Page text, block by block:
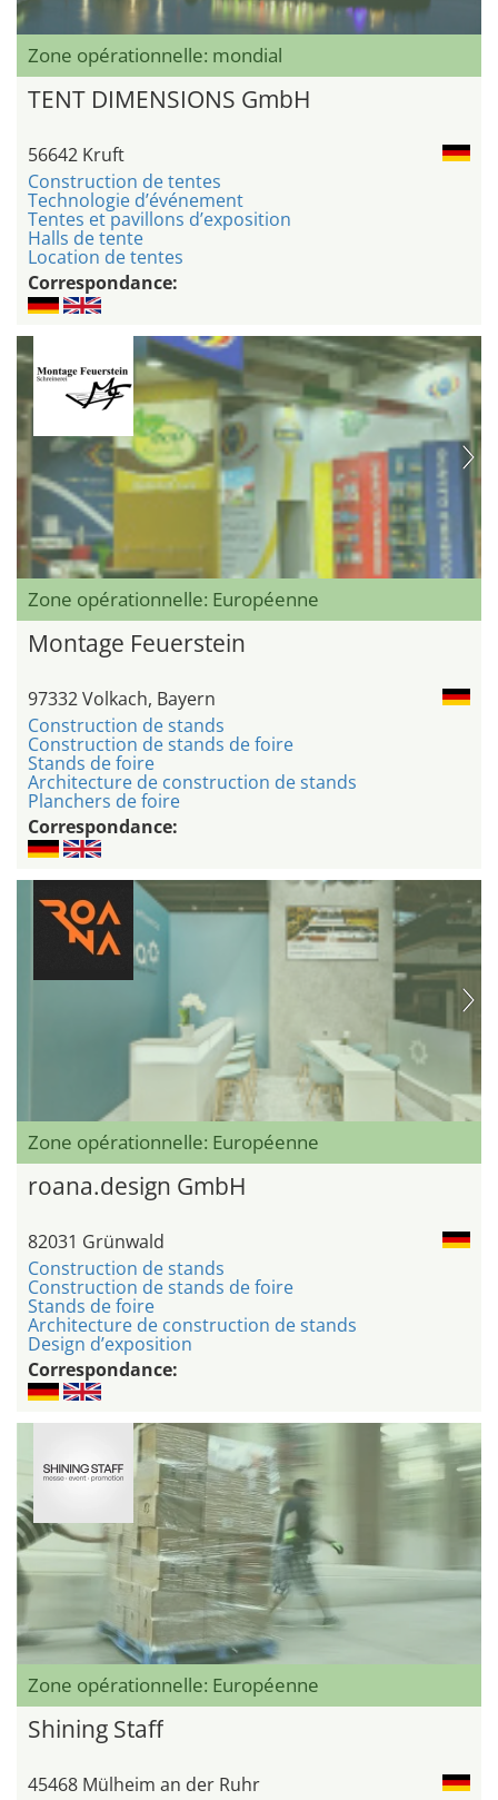
Zone opérationnelle: mondial
TENT DIMENSIONS GmbH
56642 Kruft
Construction de tentes
Technologie d’événement
Tentes et pavillons d’exposition
Halls de tente
Location de tentes
Correspondance:
Zone opérationnelle: Européenne
Montage Feuerstein
97332 Volkach, Bayern
Construction de stands
Construction de stands de foire
Stands de foire
Architecture de construction de stands
Planchers de foire
Correspondance:
Zone opérationnelle: Européenne
roana.design GmbH
82031 Grünwald
Construction de stands
Construction de stands de foire
Stands de foire
Architecture de construction de stands
Design d’exposition
Correspondance:
Zone opérationnelle: Européenne
Shining Staff
45468 Mülheim an der Ruhr